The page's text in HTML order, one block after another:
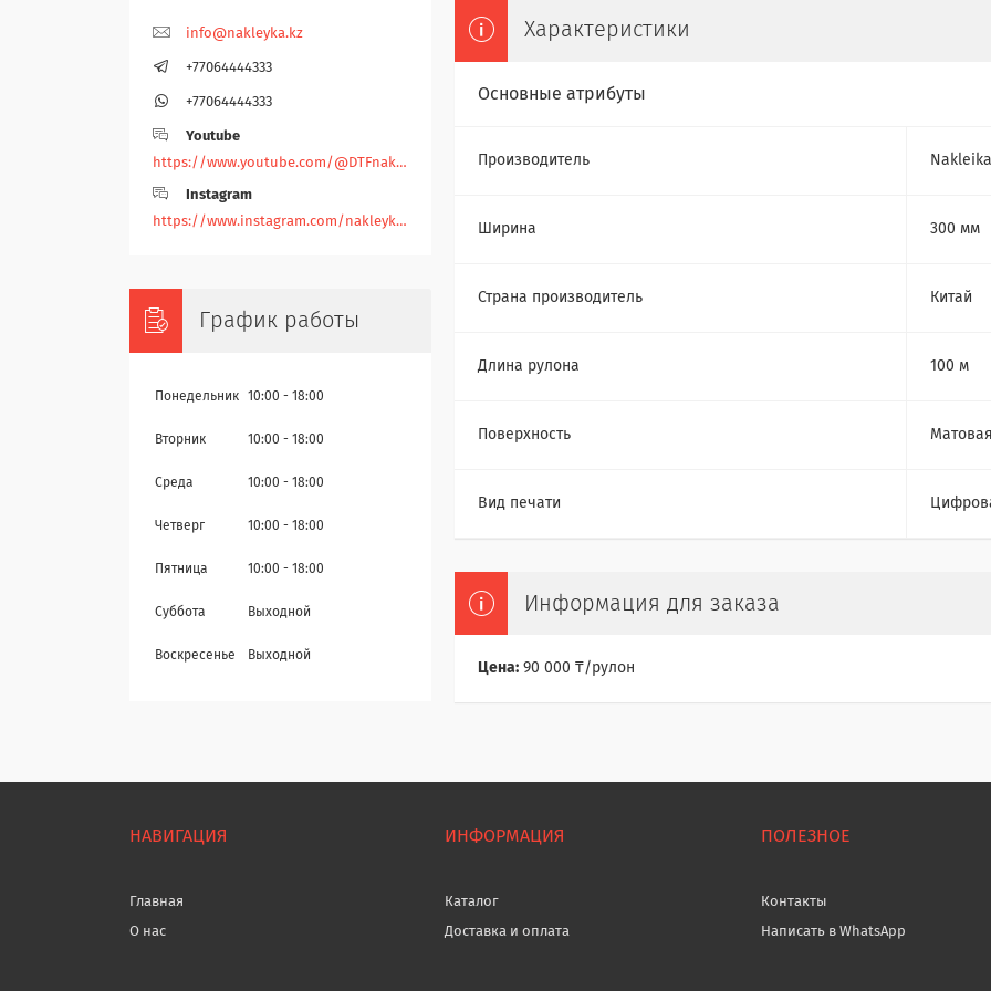
Характеристики
Основные атрибуты
Производитель Nakleika
Ширина 300 мм
Страна производитель Китай
Длина рулона 100 м
Поверхность
Вид печати
Информация для заказа
Цена: 90 000 ₸/рулон
info@nakleyka.kz
+77064444333
+77064444333
Youtube
https://www.youtube.com/@DTFnakleyka
Instagram
https://www.instagram.com/nakleyka/
График работы
Понедельник 10:00 18:00
Вторник 10:00 18:00
Среда 10:00 18:00
Четверг 10:00 18:00
Пятница 10:00 18:00
Суббота Выходной
Воскресенье Выходной
НАВИГАЦИЯ
Главная
О нас
ИНФОРМАЦИЯ
Каталог
Доставка и оплата
ПОЛЕЗНОЕ
Контакты
Написать в WhatsApp